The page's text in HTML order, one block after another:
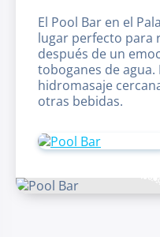
El Pool Bar en el
lugar perfecto para
después de un
toboganes de agua.
hidromasaje
otras bebidas.